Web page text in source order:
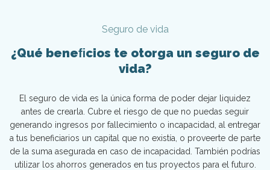
Seguro de vida
¿Qué beneﬁcios te otorga un seguro de
vida?
El seguro de vida es la única forma de poder dejar liquidez
antes de crearla. Cubre el riesgo de que no puedas seguir
generando ingresos por fallecimiento o incapacidad, al entregar
a tus beneficiarios un capital que no existía, o proveerte de parte
de la suma asegurada en caso de incapacidad. También podrías
utilizar los ahorros generados en tus proyectos para el futuro.